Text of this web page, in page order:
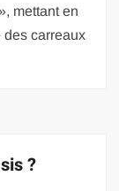
mettant en
des carreaux
?